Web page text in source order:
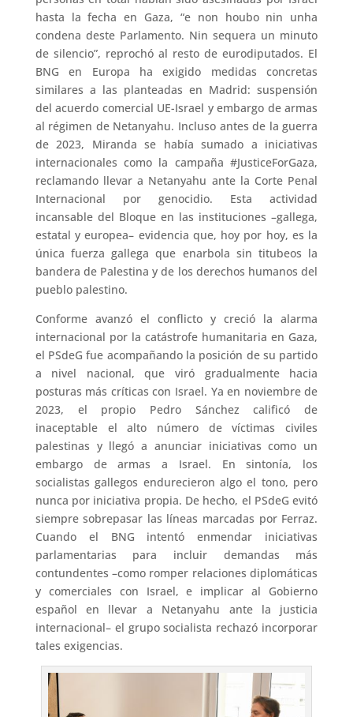
hasta la fecha en Gaza, “e non houbo nin unha
condena deste Parlamento. Nin sequera un minuto
de silencio”, reprochó al resto de eurodiputados. El
BNG en Europa ha exigido medidas concretas
similares a las planteadas en Madrid: suspensión
del acuerdo comercial UE-Israel y embargo de armas
al régimen de Netanyahu. Incluso antes de la guerra
de 2023, Miranda se había sumado a iniciativas
internacionales como la campaña #JusticeForGaza,
reclamando llevar a Netanyahu ante la Corte Penal
Internacional por genocidio. Esta actividad
incansable del Bloque en las instituciones –gallega,
estatal y europea– evidencia que, hoy por hoy, es la
única fuerza gallega que enarbola sin titubeos la
bandera de Palestina y de los derechos humanos del
pueblo palestino.
Conforme avanzó el conflicto y creció la alarma
internacional por la catástrofe humanitaria en Gaza,
el PSdeG fue acompañando la posición de su partido
a nivel nacional, que viró gradualmente hacia
posturas más críticas con Israel. Ya en noviembre de
2023, el propio Pedro Sánchez calificó de
inaceptable el alto número de víctimas civiles
palestinas y llegó a anunciar iniciativas como un
embargo de armas a Israel. En sintonía, los
socialistas gallegos endurecieron algo el tono, pero
nunca por iniciativa propia. De hecho, el PSdeG evitó
siempre sobrepasar las líneas marcadas por Ferraz.
Cuando el BNG intentó enmendar iniciativas
parlamentarias para incluir demandas más
contundentes –como romper relaciones diplomáticas
y comerciales con Israel, e implicar al Gobierno
español en llevar a Netanyahu ante la justicia
internacional– el grupo socialista rechazó incorporar
tales exigencias.